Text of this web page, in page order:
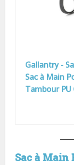
Gallantry -
Sac à Main
Tambour PU
Sac à Main